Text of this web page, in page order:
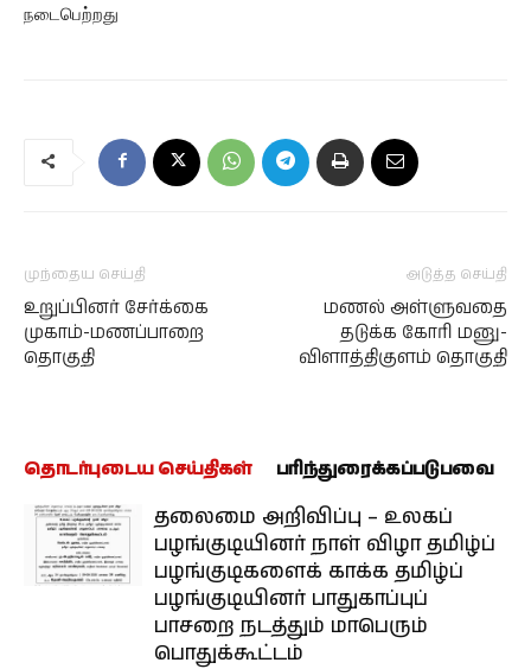
நடைபெற்றது
முந்தைய செய்தி
உறுப்பினர் சேர்க்கை
முகாம்-மணப்பாறை
தொகுதி
அடுத்த செய்தி
மணல் அள்ளுவதை
தடுக்க கோரி மனு-
விளாத்திகுளம் தொகுதி
தொடர்புடைய செய்திகள் பரிந்துரைக்கப்படுபவை
தலைமை அறிவிப்பு – உலகப்
பழங்குடியினர் நாள் விழா தமிழ்ப்
பழங்குடிகளைக் காக்க தமிழ்ப்
பழங்குடியினர் பாதுகாப்புப்
பாசறை நடத்தும் மாபெரும்
பொதுக்கூட்டம்